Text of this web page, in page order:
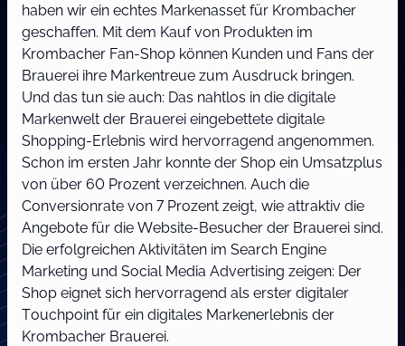
haben wir ein echtes Markenasset für Krombacher
geschaffen. Mit dem Kauf von Produkten im
Krombacher Fan-Shop können Kunden und Fans der
Brauerei ihre Markentreue zum Ausdruck bringen.
Und das tun sie auch: Das nahtlos in die digitale
Markenwelt der Brauerei eingebettete digitale
Shopping-Erlebnis wird hervorragend angenommen.
Schon im ersten Jahr konnte der Shop ein Umsatzplus
von über 60 Prozent verzeichnen. Auch die
Conversionrate von 7 Prozent zeigt, wie attraktiv die
Angebote für die Website-Besucher der Brauerei sind.
Die erfolgreichen Aktivitäten im Search Engine
Marketing und Social Media Advertising zeigen: Der
Shop eignet sich hervorragend als erster digitaler
Touchpoint für ein digitales Markenerlebnis der
Krombacher Brauerei.